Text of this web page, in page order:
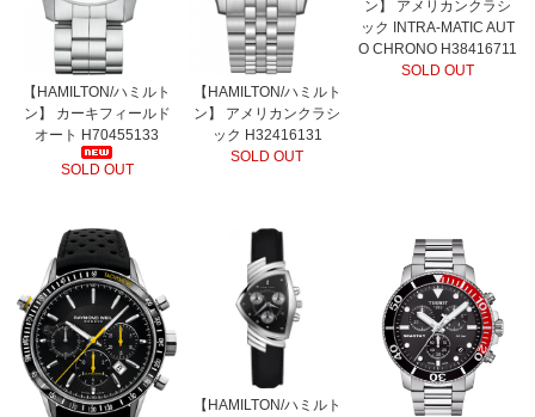
【HAMILTON/ハミルト
ン】 カーキフィールド
オート H70455133
SOLD OUT
【HAMILTON/ハミルト
ン】 アメリカンクラシ
ック H32416131
SOLD OUT
ン】 アメリカンクラシ
ック INTRA-MATIC AUT
O CHRONO H38416711
SOLD OUT
【HAMILTON/ハミルト